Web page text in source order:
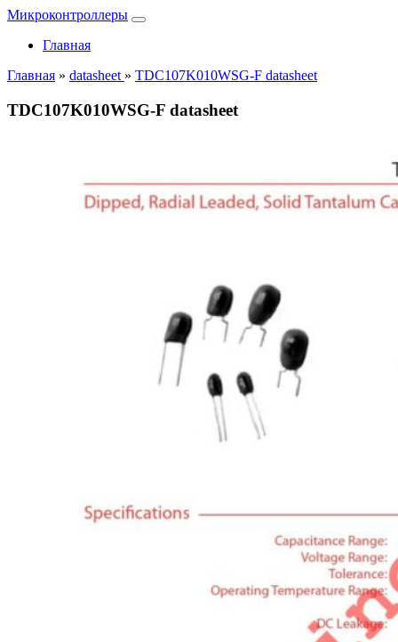
Микроконтроллеры
Главная
Главная » datasheet » TDC107K010WSG-F datasheet
TDC107K010WSG-F datasheet